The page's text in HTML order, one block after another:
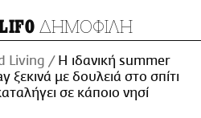
ΔΗΜΟΦΙΛΗ
Living
Η ιδανική summer
ξεκινά με δουλειά στο σπίτι
σε κάποιο νησί